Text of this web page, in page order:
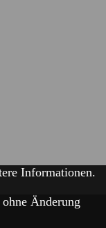
Informationen.
Änderung